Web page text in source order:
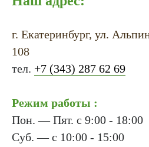
г. Екатеринбург, ул.
108
тел. +7 (343) 287 62 69
Режим работы :
Пон. — Пят. с 9:00 - 18:00
Суб. — с 10:00 - 15:00